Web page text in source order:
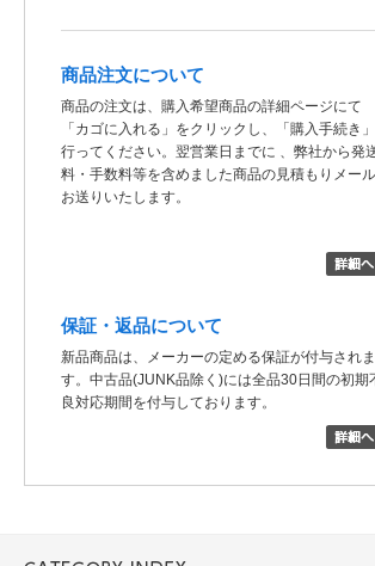
商品注文について
商品の注文は、購入希望商品の詳細ページにて
「カゴに入れる」をクリックし、「購入手続き
行ってください。翌営業日までに 、弊社から発
料・手数料等を含めました商品の見積もりメー
お送りいたします。
保証・返品について
新品商品は、メーカーの定める保証が付与されま
す。中古品(JUNK品除く)には全品30日間の初期
良対応期間を付与しております。